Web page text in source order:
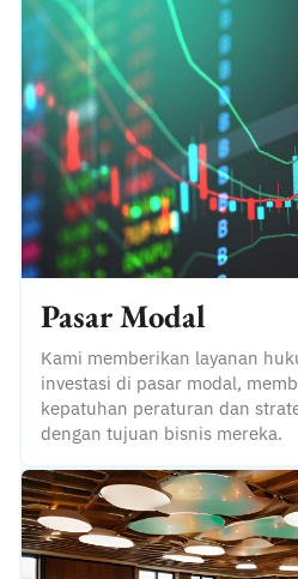
Pasar Modal
Kami memberikan layanan
investasi di pasar modal,
kepatuhan peraturan dan
dengan tujuan bisnis mereka.